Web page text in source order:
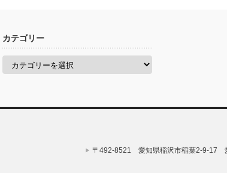
カテゴリー
カ
〒492-8521 愛知県稲沢市稲葉2-9-17